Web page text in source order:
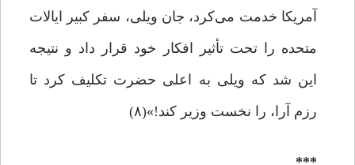
آمریکا خدمت می‌کرد، جان ویلی، سفر کبیر ایالات
متحده را تحت تأثیر افکار خود قرار داد و نتیجه
این شد که ویلی به اعلی حضرت تکلیف کرد تا
رزم آرا، را نخست وزیر کند!»(۸)